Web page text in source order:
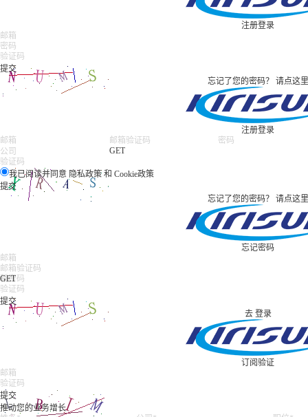
注册登录
忘记了您的密码？ 请点这里
注册登录
GET
我已阅读并同意 隐私政策 和 Cookie政策
忘记了您的密码？ 请点这里
忘记密码
GET
去 登录
订阅验证
推动您的业务增长